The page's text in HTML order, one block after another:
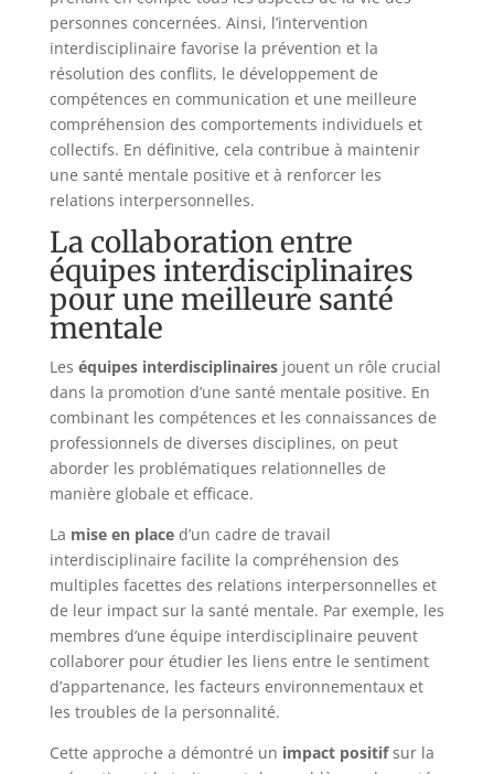
personnes concernées. Ainsi, l’intervention
interdisciplinaire favorise la prévention et la
résolution des conflits, le développement de
compétences en communication et une meilleure
compréhension des comportements individuels et
collectifs. En définitive, cela contribue à maintenir
une santé mentale positive et à renforcer les
relations interpersonnelles.
La collaboration entre
équipes interdisciplinaires
pour une meilleure santé
mentale
Les équipes interdisciplinairesjouent un rôle crucial
dans la promotion d’une santé mentale positive. En
combinant les compétences et les connaissances de
professionnels de diverses disciplines, on peut
aborder les problématiques relationnelles de
manière globale et efficace.
La mise en placed’un cadre de travail
interdisciplinaire facilite la compréhension des
multiples facettes des relations interpersonnelles et
de leur impact sur la santé mentale. Par exemple, les
membres d’une équipe interdisciplinaire peuvent
collaborer pour étudier les liens entre le sentiment
d’appartenance, les facteurs environnementaux et
les troubles de la personnalité.
Cette approche a démontré un impact positifsur la